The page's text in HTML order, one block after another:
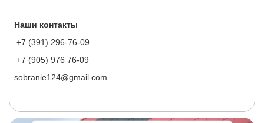
Наши контакты
+7 (391) 296-76-09
+7 (905) 976 76-09
sobranie124@gmail.com